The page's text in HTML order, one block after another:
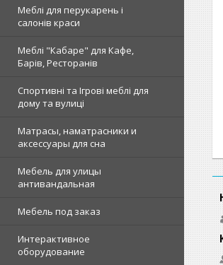
Меблі для перукарень і
салонів краси
Меблі "Кабаре" для Кафе,
Барів, Ресторанів
Спортивні та Ігрові меблі для
дому та вулиці
Матрасы, наматрасники и
аксессуары для сна
Мебель для улицы
антивандальная
Мебель под заказ
Интерактивное
оборудование